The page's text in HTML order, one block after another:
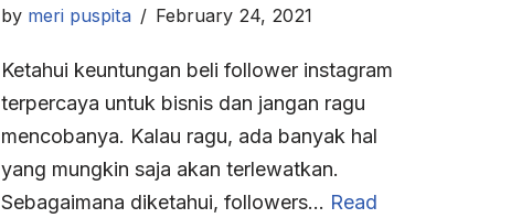
by meri puspita February 24, 2021
Ketahui keuntungan beli follower instagram
terpercaya untuk bisnis dan jangan ragu
mencobanya. Kalau ragu, ada banyak hal
yang mungkin saja akan terlewatkan.
Sebagaimana diketahui, followers… Read